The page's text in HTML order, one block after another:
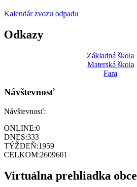
Kalendár zvozu odpadu
Odkazy
Základná škola
Materská škola
Fara
Návštevnosť
Návštevnosť:
ONLINE:0
DNES:333
TÝŽDEŇ:1959
CELKOM:2609601
Virtuálna prehliadka obce